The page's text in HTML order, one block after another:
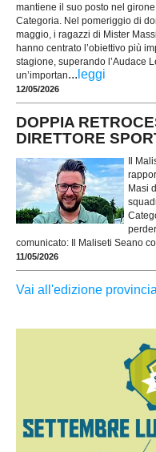
mantiene il suo posto nel
Categoria. Nel pomeriggio di
maggio, i ragazzi di Mister
hanno centrato l’obiettivo più
stagione, superando l’Audace
un’importan... leggi
12/05/2026
DOPPIA
DIRETTORE
Il
Masi
comunicato: Il Maliseti Seano
11/05/2026
Vai all'edizione